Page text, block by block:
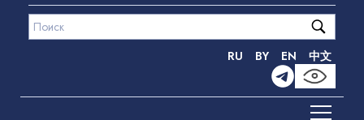
RU BY EN 中文